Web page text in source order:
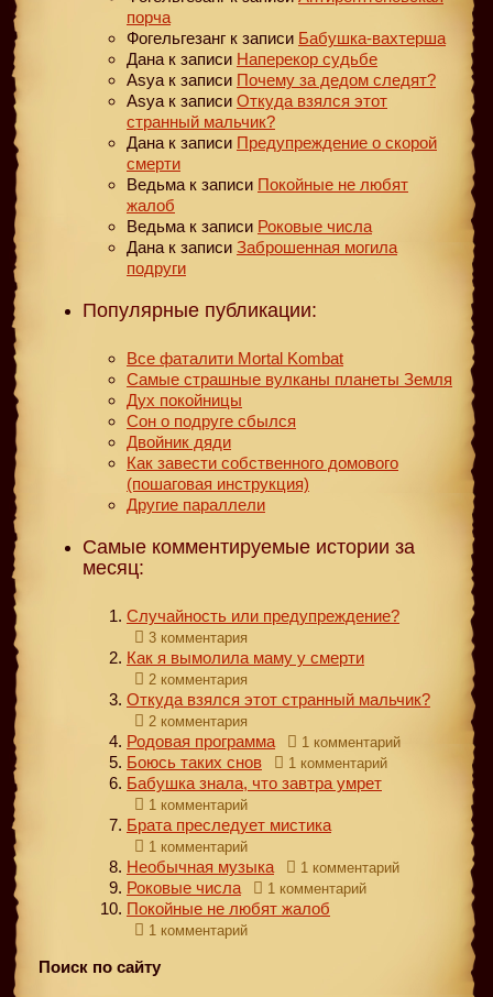
порча
Фогельгезанг к записи Бабушка-вахтерша
Дана к записи Наперекор судьбе
Asya к записи Почему за дедом следят?
Asya к записи Откуда взялся этот
странный мальчик?
Дана к записи Предупреждение о скорой
смерти
Ведьма к записи Покойные не любят
жалоб
Ведьма к записи Роковые числа
Дана к записи Заброшенная могила
подруги
Популярные публикации:
Все фаталити Mortal Kombat
Самые страшные вулканы планеты Земля
Дух покойницы
Сон о подруге сбылся
Двойник дяди
Как завести собственного домового
(пошаговая инструкция)
Другие параллели
Самые комментируемые истории за
месяц:
Случайность или предупреждение?
3 комментария
Как я вымолила маму у смерти
2 комментария
Откуда взялся этот странный мальчик?
2 комментария
Родовая программа 1 комментарий
Боюсь таких снов 1 комментарий
Бабушка знала, что завтра умрет
1 комментарий
Брата преследует мистика
1 комментарий
Необычная музыка 1 комментарий
Роковые числа 1 комментарий
Покойные не любят жалоб
1 комментарий
Поиск по сайту